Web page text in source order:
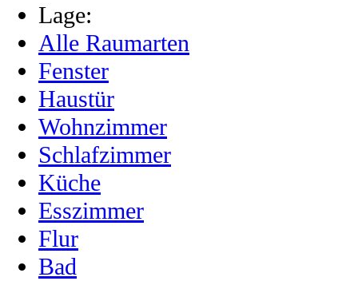
Lage:
Alle Raumarten
Fenster
Haustür
Wohnzimmer
Schlafzimmer
Küche
Esszimmer
Flur
Bad